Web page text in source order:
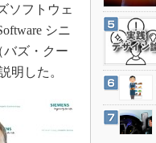
ソフトウェ
シニ
バズ・クー
明した。